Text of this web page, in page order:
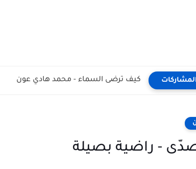
كيف ترضى السماء - محمد هادي عون
- راضية بصيلة